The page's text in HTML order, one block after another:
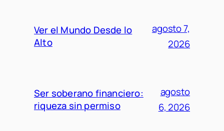
Ver el Mundo Desde lo
Alto
agosto 7,
2026
Ser soberano financiero:
riqueza sin permiso
agosto
6, 2026